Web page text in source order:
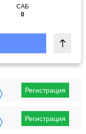
САБ
0
Регистрация
Регистрация